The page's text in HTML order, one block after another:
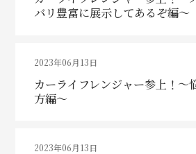
バリ豊富に展示してあるぞ編～
2023年06月13日
カーライフレンジャー参上！～
方編～
2023年06月13日